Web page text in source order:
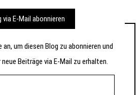
via E-Mail abonnieren
an, um diesen Blog zu abonnieren und
Beiträge via E-Mail zu erhalten.